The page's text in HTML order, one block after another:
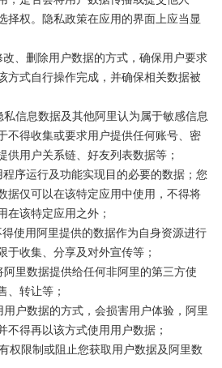
择权。隐私政策在应用的界面上应当显
、删除用户数据的方式，确保用户要求
方式自行操作完成，并确保相关数据被
信息数据及其他阿里认为属于敏感信息
不得收集或要求用户提供任何账号、密
供用户关系链、好友列表数据等；
序运行及功能实现目的必要的数据；您
据仅可以在该特定应用中使用，不得将
在该特定应用之外；
使用阿里提供的数据作为自身资源进行
于收集、分享及对外宣传等；
里数据提供给任何非阿里的第三方使
、转让等；
户数据的方式，会损害用户体验，阿里
不得再以该方式使用用户数据；
限制或阻止您获取用户数据及阿里数